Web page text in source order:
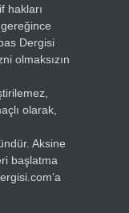
hakları
Dergisi
olmaksızın
olarak,
Aksine
başlatma